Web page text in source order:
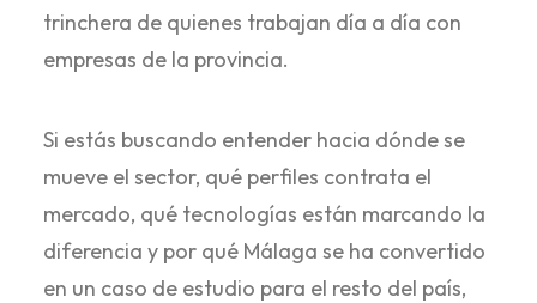
trinchera de quienes trabajan día a día con
empresas de la provincia.
Si estás buscando entender hacia dónde se
mueve el sector, qué perfiles contrata el
mercado, qué tecnologías están marcando la
diferencia y por qué Málaga se ha convertido
en un caso de estudio para el resto del país,